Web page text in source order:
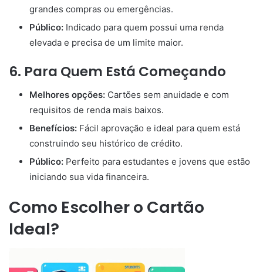
grandes compras ou emergências.
Público: Indicado para quem possui uma renda
elevada e precisa de um limite maior.
6. Para Quem Está Começando
Melhores opções: Cartões sem anuidade e com
requisitos de renda mais baixos.
Benefícios: Fácil aprovação e ideal para quem está
construindo seu histórico de crédito.
Público: Perfeito para estudantes e jovens que estão
iniciando sua vida financeira.
Como Escolher o Cartão
Ideal?